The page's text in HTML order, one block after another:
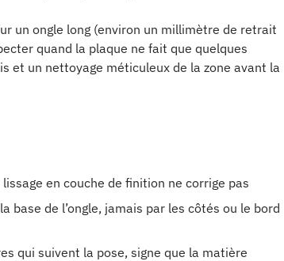
un ongle long (environ un millimètre de retrait
quand la plaque ne fait que quelques
et un nettoyage méticuleux de la zone avant la
en couche de finition ne corrige pas
de l’ongle, jamais par les côtés ou le bord
qui suivent la pose, signe que la matière